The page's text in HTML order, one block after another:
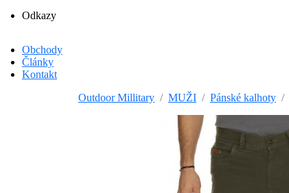
Odkazy
Obchody
Články
Kontakt
Outdoor Millitary
MUŽI Pánské kalhoty